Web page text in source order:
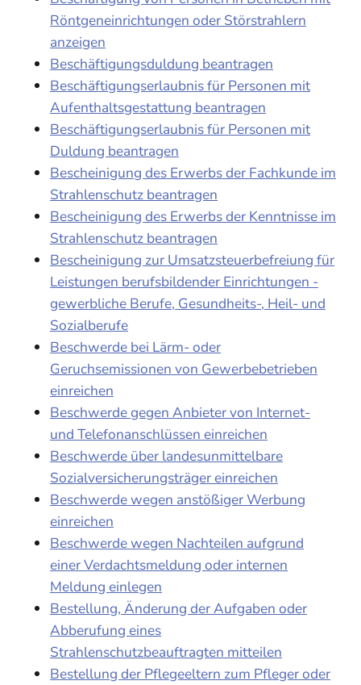
Röntgeneinrichtungen oder Störstrahlern
anzeigen
Beschäftigungsduldung beantragen
Beschäftigungserlaubnis für Personen mit
Aufenthaltsgestattung beantragen
Beschäftigungserlaubnis für Personen mit
Duldung beantragen
Bescheinigung des Erwerbs der Fachkunde im
Strahlenschutz beantragen
Bescheinigung des Erwerbs der Kenntnisse im
Strahlenschutz beantragen
Bescheinigung zur Umsatzsteuerbefreiung für
Leistungen berufsbildender Einrichtungen -
gewerbliche Berufe, Gesundheits-, Heil- und
Sozialberufe
Beschwerde bei Lärm- oder
Geruchsemissionen von Gewerbebetrieben
einreichen
Beschwerde gegen Anbieter von Internet-
und Telefonanschlüssen einreichen
Beschwerde über landesunmittelbare
Sozialversicherungsträger einreichen
Beschwerde wegen anstößiger Werbung
einreichen
Beschwerde wegen Nachteilen aufgrund
einer Verdachtsmeldung oder internen
Meldung einlegen
Bestellung, Änderung der Aufgaben oder
Abberufung eines
Strahlenschutzbeauftragten mitteilen
Bestellung der Pflegeeltern zum Pfleger oder